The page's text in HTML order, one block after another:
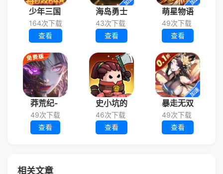
少年三国
164次下载
查看
海岛勇士
43次下载
查看
萌星物语
49次下载
查看
莽荒纪-
49次下载
查看
史小坑的
46次下载
查看
暴走无双
49次下载
查看
相关文章